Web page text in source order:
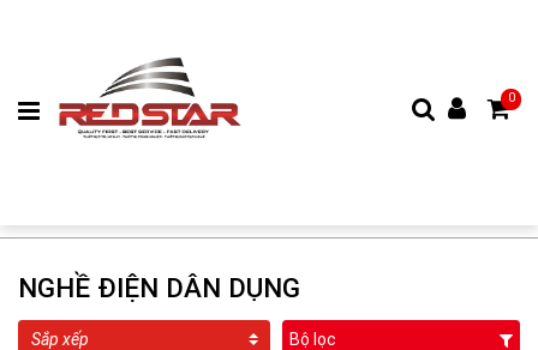
0
NGHỀ ĐIỆN DÂN DỤNG
Bộ lọc